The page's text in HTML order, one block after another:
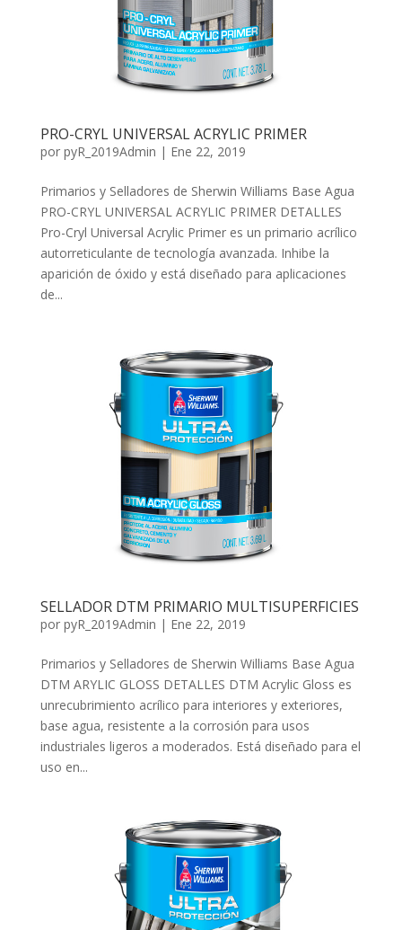
PRO-CRYL UNIVERSAL ACRYLIC PRIMER
por pyR_2019Admin | Ene 22, 2019
Primarios y Selladores de Sherwin Williams Base Agua
PRO-CRYL UNIVERSAL ACRYLIC PRIMER DETALLES
Pro-Cryl Universal Acrylic Primer es un primario acrílico
autorreticulante de tecnología avanzada. Inhibe la
aparición de óxido y está diseñado para aplicaciones
de...
SELLADOR DTM PRIMARIO MULTISUPERFICIES
por pyR_2019Admin | Ene 22, 2019
Primarios y Selladores de Sherwin Williams Base Agua
DTM ARYLIC GLOSS DETALLES DTM Acrylic Gloss es
unrecubrimiento acrílico para interiores y exteriores,
base agua, resistente a la corrosión para usos
industriales ligeros a moderados. Está diseñado para el
uso en...